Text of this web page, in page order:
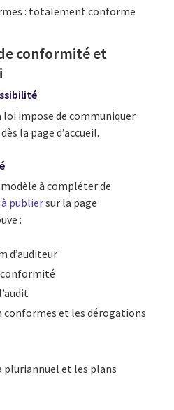
: totalement conforme
conformité et
impose de communiquer
la page d’accueil.
à compléter de
publiersur la page
:
d’auditeur
conformité
conformes et les dérogations
pluriannuel et les plans